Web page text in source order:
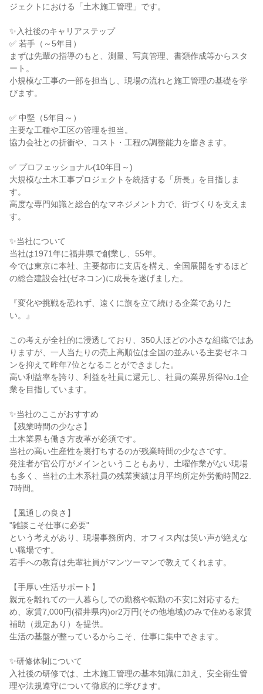
ジェクトにおける「土木施工管理」です。
✨入社後のキャリアステップ
✅ 若手（～5年目）
まずは先輩の指導のもと、測量、写真管理、書類作成等からスタ
ート。
小規模な工事の一部を担当し、現場の流れと施工管理の基礎を学
びます。
✅ 中堅（5年目～）
主要な工種や工区の管理を担当。
協力会社との折衝や、コスト・工程の調整能力を磨きます。
✅ プロフェッショナル(10年目～)
大規模な土木工事プロジェクトを統括する「所長」を目指しま
す。
高度な専門知識と総合的なマネジメント力で、街づくりを支えま
す。
✨当社について
当社は1971年に福井県で創業し、55年。
今では東京に本社、主要都市に支店を構え、全国展開をするほど
の総合建設会社(ゼネコン)に成長を遂げました。
『変化や挑戦を恐れず、遠くに旗を立て続ける企業でありた
い。』
この考えが全社的に浸透しており、350人ほどの小さな組織ではあ
りますが、一人当たりの売上高順位は全国の並みいる主要ゼネコ
ンを抑えて昨年7位となることができました。
高い利益率を誇り、利益を社員に還元し、社員の業界所得No.1企
業を目指しています。
✨当社のここがおすすめ
【残業時間の少なさ】
土木業界も働き方改革が必須です。
当社の高い生産性を裏打ちするのが残業時間の少なさです。
発注者が官公庁がメインということもあり、土曜作業がない現場
も多く、当社の土木系社員の残業実績は月平均所定外労働時間22.
7時間。
【風通しの良さ】
"雑談こそ仕事に必要"
という考えがあり、現場事務所内、オフィス内は笑い声が絶えな
い職場です。
若手への教育は先輩社員がマンツーマンで教えてくれます。
【手厚い生活サポート】
親元を離れての一人暮らしでの勤務や転勤の不安に対応するた
め、家賃7,000円(福井県内)or2万円(その他地域)のみで住める家賃
補助（規定あり）を提供。
生活の基盤が整っているからこそ、仕事に集中できます。
✨研修体制について
入社後の研修では、土木施工管理の基本知識に加え、安全衛生管
理や法規遵守について徹底的に学びます。